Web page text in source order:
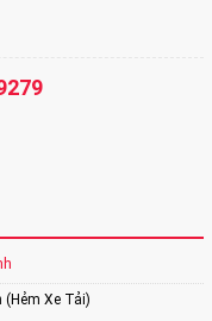
(Hẻm Xe Tải)